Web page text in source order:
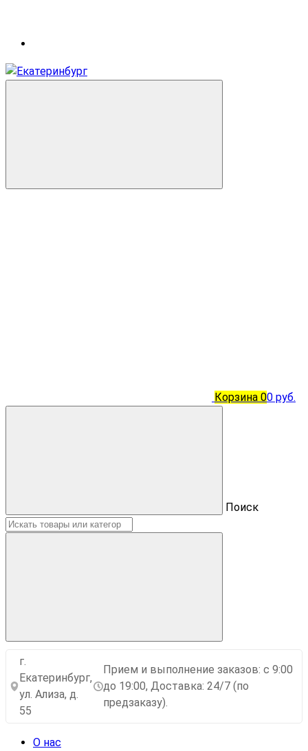
Корзина 00 руб.
Поиск
г.
Екатеринбург,
ул. Ализа, д.
55
Прием и выполнение заказов: с 9:00
до 19:00, Доставка: 24/7 (по
предзаказу).
О нас